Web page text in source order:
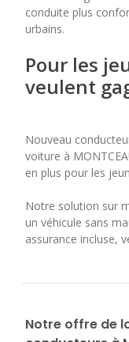
conduite plus
urbains.
Pour les
veulent
Nouveau
voiture à
en plus pour les
Notre solution sur
un véhicule sans
assurance incluse,
Notre offre de